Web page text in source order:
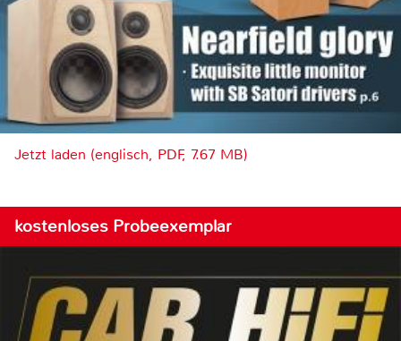
Jetzt laden (englisch, PDF, 7.67 MB)
kostenloses Probeexemplar